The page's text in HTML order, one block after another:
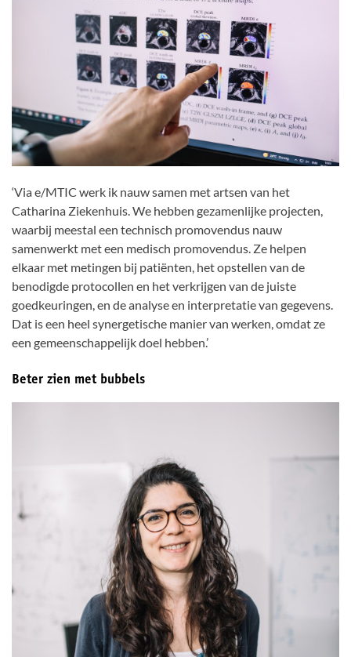
‘Via e/MTIC werk ik nauw samen met artsen van het
Catharina Ziekenhuis. We hebben gezamenlijke projecten,
waarbij meestal een technisch promovendus nauw
samenwerkt met een medisch promovendus. Ze helpen
elkaar met metingen bij patiënten, het opstellen van de
benodigde protocollen en het verkrijgen van de juiste
goedkeuringen, en de analyse en interpretatie van gegevens.
Dat is een heel synergetische manier van werken, omdat ze
een gemeenschappelijk doel hebben.’
Beter zien met bubbels